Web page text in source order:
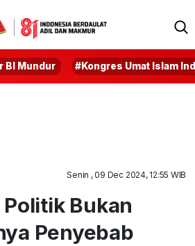
BI Mundur #Kongres Umat Islam
Senin , 09 Dec 2024, 12:55 WIB
Politik Bukan
Penyebab